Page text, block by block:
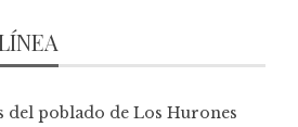
del poblado de Los Hurones